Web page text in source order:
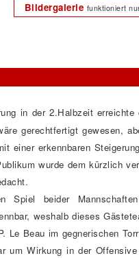
Bildergalerie funktioniert
in der 2.Halbzeit
gerechtfertigt gewesen,
einer erkennbaren
wurde dem kürzlich
Spiel beider
weshalb dieses
Le Beau im gegnerischen
um Wirkung in der